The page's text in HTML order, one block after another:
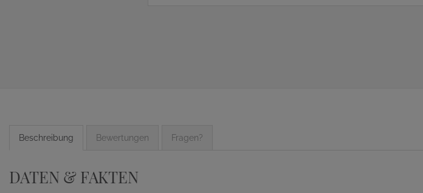
Beschreibung Bewertungen Fragen?
DATEN & FAKTEN